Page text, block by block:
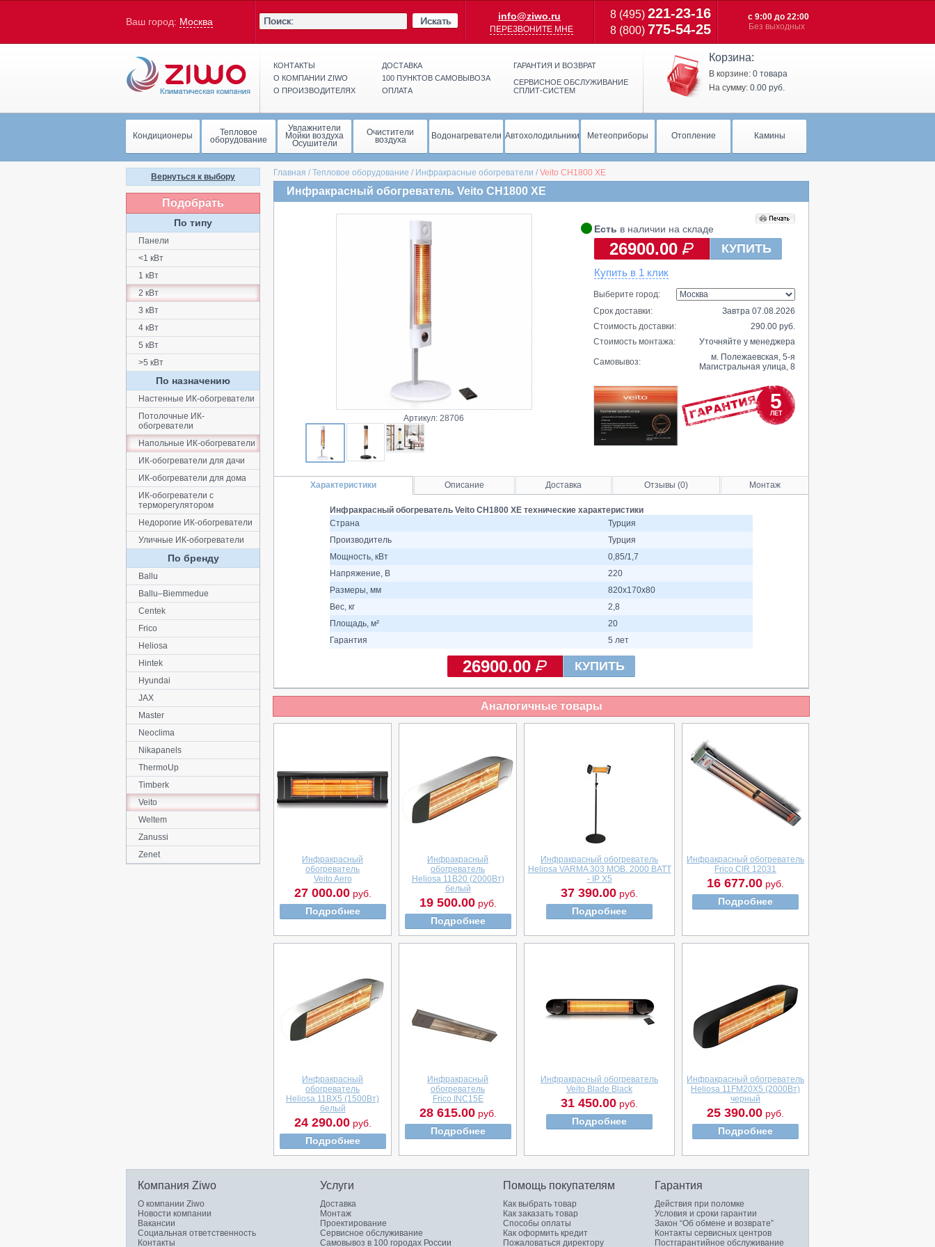
Ваш город: Москва Искать info@ziwo.ru
ПЕРЕЗВОНИТЕ МНЕ
8 (495) 221-23-16
8 (800) 775-54-25
с 9:00 до 22:00
Без выходных
КОНТАКТЫ
О КОМПАНИИ ZIWO
О ПРОИЗВОДИТЕЛЯХ
ДОСТАВКА
100 ПУНКТОВ САМОВЫВОЗА
ОПЛАТА
ГАРАНТИЯ И ВОЗВРАТ
СЕРВИСНОЕ ОБСЛУЖИВАНИЕ
СПЛИТ-СИСТЕМ
Корзина:
В корзине: 0 товара
На сумму: 0.00 руб.
Кондиционеры Тепловое
оборудование
Увлажнители
Мойки воздуха
Осушители
Очистители
воздуха Водонагреватели Автохолодильники Метеоприборы Отопление Камины
Главная / Тепловое оборудование / Инфракрасные обогреватели / Veito CH1800 XE
Инфракрасный обогреватель Veito CH1800 XE
Артикул: 28706
🞄 Есть в наличии на складе
26900.00 КУПИТЬ
Купить в 1 клик
Выберите город:
Срок доставки:
Завтра 07.08.2026
Стоимость доставки:
290.00 руб.
Стоимость монтажа:
Уточняйте у менеджера
Самовывоз:
м. Полежаевская, 5-я
Магистральная улица, 8
5
ЛЕТ
Характеристики Описание Доставка Отзывы (0) Монтаж
Инфракрасный обогреватель Veito CH1800 XE технические характеристики
Страна
Турция
Производитель
Турция
Мощность, кВт
0,85/1,7
Напряжение, В
220
Размеры, мм
820x170x80
Вес, кг
2,8
Площадь, м²
20
Гарантия
5 лет
26900.00 КУПИТЬ
Аналогичные товары
Инфракрасный
обогреватель
Veito Aero
27 000.00руб.
Подробнее
Инфракрасный
обогреватель
Heliosa 11B20 (2000Вт)
белый
19 500.00руб.
Подробнее
Инфракрасный обогреватель
Heliosa VARMA 303 MOB. 2000 ВАТТ
- IP X5
37 390.00 руб.
Подробнее
Инфракрасный обогреватель
Frico CIR 12031
16 677.00 руб.
Подробнее
Инфракрасный
обогреватель
Heliosa 11BX5 (1500Вт)
белый
24 290.00руб.
Подробнее
Инфракрасный
обогреватель
Frico INC15E
28 615.00руб.
Подробнее
Инфракрасный обогреватель
Veito Blade Black
31 450.00 руб.
Подробнее
Инфракрасный обогреватель
Heliosa 11FM20X5 (2000Вт)
черный
25 390.00 руб.
Подробнее
Вернуться к выбору
Подобрать
По типу
Панели
<1 кВт
1 кВт
2 кВт
3 кВт
4 кВт
5 кВт
>5 кВт
По назначению
Настенные ИК-обогреватели
Потолочные ИК-
обогреватели
Напольные ИК-обогреватели
ИК-обогреватели для дачи
ИК-обогреватели для дома
ИК-обогреватели с
терморегулятором
Недорогие ИК-обогреватели
Уличные ИК-обогреватели
По бренду
Ballu
Ballu–Biemmedue
Centek
Frico
Heliosa
Hintek
Hyundai
JAX
Master
Neoclima
Nikapanels
ThermoUp
Timberk
Veito
Weltem
Zanussi
Zenet
Компания Ziwo
О компании Ziwo
Новости компании
Вакансии
Социальная ответственность
Контакты
Услуги
Доставка
Монтаж
Проектирование
Сервисное обслуживание
Самовывоз в 100 городах России
Помощь покупателям
Как выбрать товар
Как заказать товар
Способы оплаты
Как оформить кредит
Пожаловаться директору
Гарантия
Действия при поломке
Условия и сроки гарантии
Закон “Об обмене и возврате”
Контакты сервисных центров
Постгарантийное обслуживание